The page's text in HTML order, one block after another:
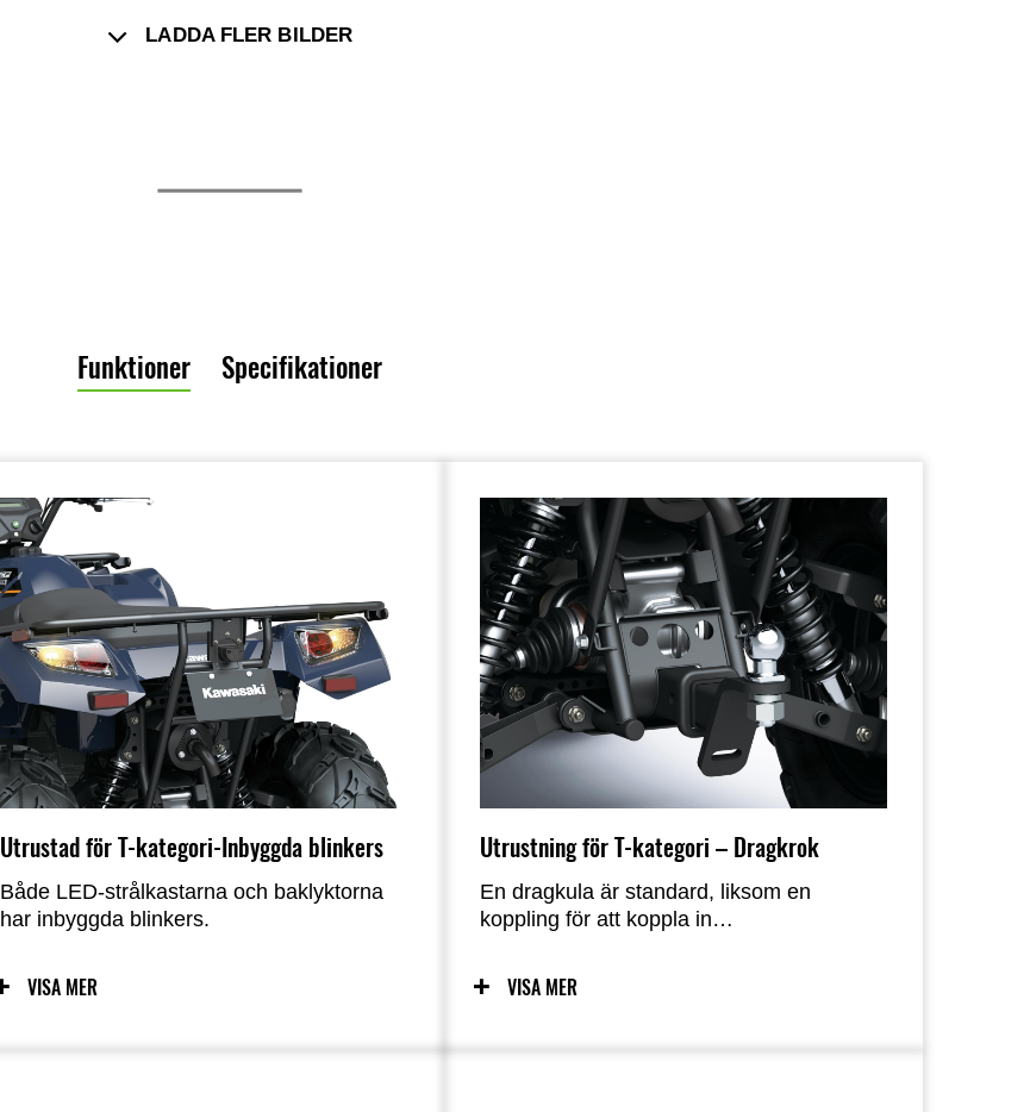
LADDA FLER BILDER
Funktioner Specifikationer
Utrustad för T-kategori-Inbyggda blinkers
Både LED-strålkastarna och baklyktorna
har inbyggda blinkers.
VISA MER
Utrustning för T-kategori – Dragkrok
En dragkula är standard, liksom en
koppling för att koppla in
VISA MER